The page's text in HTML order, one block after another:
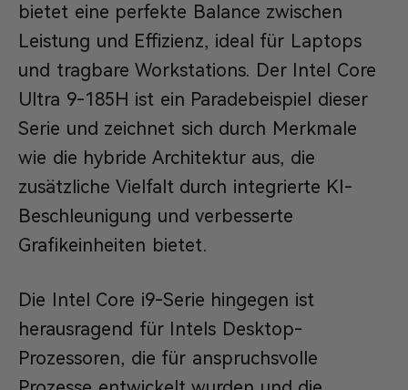
bietet eine perfekte Balance zwischen
Leistung und Effizienz, ideal für Laptops
und tragbare Workstations. Der Intel Core
Ultra 9-185H ist ein Paradebeispiel dieser
Serie und zeichnet sich durch Merkmale
wie die hybride Architektur aus, die
zusätzliche Vielfalt durch integrierte KI-
Beschleunigung und verbesserte
Grafikeinheiten bietet.
Die Intel Core i9-Serie hingegen ist
herausragend für Intels Desktop-
Prozessoren, die für anspruchsvolle